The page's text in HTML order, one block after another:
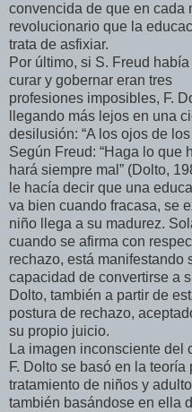
convencida de que en cada
revolucionario que la
trata de asfixiar.
Por último, si S. Freud
curar y gobernar eran tres
profesiones imposibles, F.
llegando más lejos en una
desilusión: “A los ojos de
Según Freud: “Haga lo que
hará siempre mal” (Dolto,
le hacía decir que una
va bien cuando fracasa, se
niño llega a su madurez.
cuando se afirma con
rechazo, está manifestando
capacidad de convertirse a
Dolto, también a partir de
postura de rechazo,
su propio juicio.
La imagen inconsciente del
F. Dolto se basó en la teoría
tratamiento de niños y
también basándose en ella